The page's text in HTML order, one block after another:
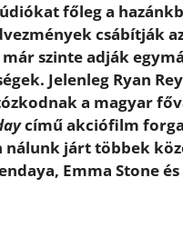
főleg a
csábítják
szinte adják
Jelenleg Ryan
a magyar
című akciófilm
nálunk járt többek
Emma Stone